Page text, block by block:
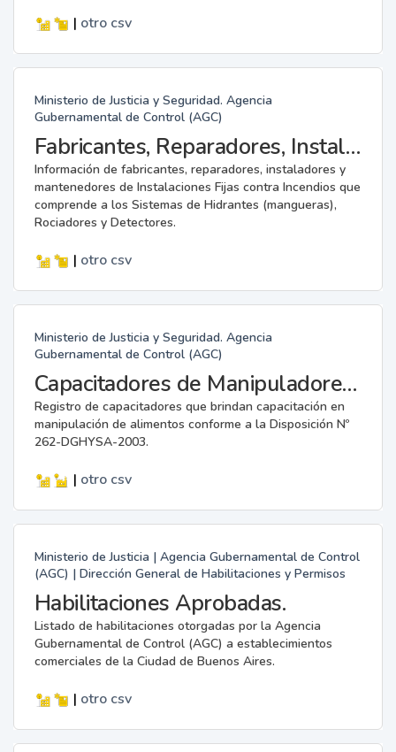
| otro csv
Ministerio de Justicia y Seguridad. Agencia
Gubernamental de Control (AGC)
Fabricantes, Reparadores, Instaladores y Mantenedores de Instalaciones Fijas contra Incendios.
Información de fabricantes, reparadores, instaladores y
mantenedores de Instalaciones Fijas contra Incendios que
comprende a los Sistemas de Hidrantes (mangueras),
Rociadores y Detectores.
| otro csv
Ministerio de Justicia y Seguridad. Agencia
Gubernamental de Control (AGC)
Capacitadores de Manipuladores de Alimentos.
Registro de capacitadores que brindan capacitación en
manipulación de alimentos conforme a la Disposición Nº
262-DGHYSA-2003.
| otro csv
Ministerio de Justicia | Agencia Gubernamental de Control
(AGC) | Dirección General de Habilitaciones y Permisos
Habilitaciones Aprobadas.
Listado de habilitaciones otorgadas por la Agencia
Gubernamental de Control (AGC) a establecimientos
comerciales de la Ciudad de Buenos Aires.
| otro csv